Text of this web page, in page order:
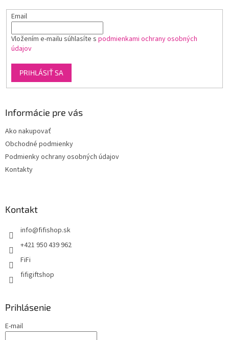
Email
Vložením e-mailu súhlasíte s podmienkami ochrany osobných
údajov
PRIHLÁSIŤ SA
Informácie pre vás
Ako nakupovať
Obchodné podmienky
Podmienky ochrany osobných údajov
Kontakty
Kontakt
info@fifishop.sk
+421 950 439 962
FiFi
fifigiftshop
Prihlásenie
E-mail